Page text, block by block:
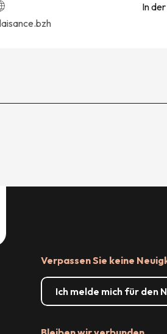
In
Verpassen Sie keine
Ich melde mich für den